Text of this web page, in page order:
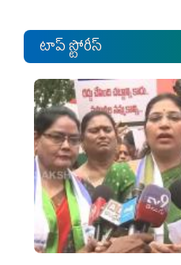
టాప్ స్టోరీస్